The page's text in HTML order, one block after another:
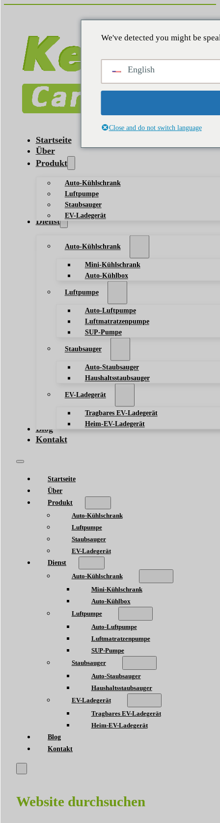
Startseite
Über
Produkt
Auto-Kühlschrank
Luftpumpe
Staubsauger
EV-Ladegerät
Dienst
Auto-Kühlschrank
Mini-Kühlschrank
Auto-Kühlbox
Luftpumpe
Auto-Luftpumpe
Luftmatratzenpumpe
SUP-Pumpe
Staubsauger
Auto-Staubsauger
Haushaltsstaubsauger
EV-Ladegerät
Tragbares EV-Ladegerät
Heim-EV-Ladegerät
Blog
Kontakt
Startseite
Über
Produkt
Auto-Kühlschrank
Luftpumpe
Staubsauger
EV-Ladegerät
Dienst
Auto-Kühlschrank
Mini-Kühlschrank
Auto-Kühlbox
Luftpumpe
Auto-Luftpumpe
Luftmatratzenpumpe
SUP-Pumpe
Staubsauger
Auto-Staubsauger
Haushaltsstaubsauger
EV-Ladegerät
Tragbares EV-Ladegerät
Heim-EV-Ladegerät
Blog
Kontakt
Website durchsuchen
We've detected you might be
English
Close and do not switch language